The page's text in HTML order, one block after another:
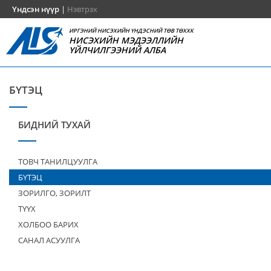
Үндсэн нүүр | Нэвтрэх
ИРГЭНИЙ НИСЭХИЙН ҮНДЭСНИЙ ТӨВ ТӨХХК
НИСЭХИЙН МЭДЭЭЛЛИЙН
ҮЙЛЧИЛГЭЭНИЙ АЛБА
БҮТЭЦ
БИДНИЙ ТУХАЙ
ТОВЧ ТАНИЛЦУУЛГА
БҮТЭЦ
ЗОРИЛГО, ЗОРИЛТ
ТҮҮХ
ХОЛБОО БАРИХ
САНАЛ АСУУЛГА